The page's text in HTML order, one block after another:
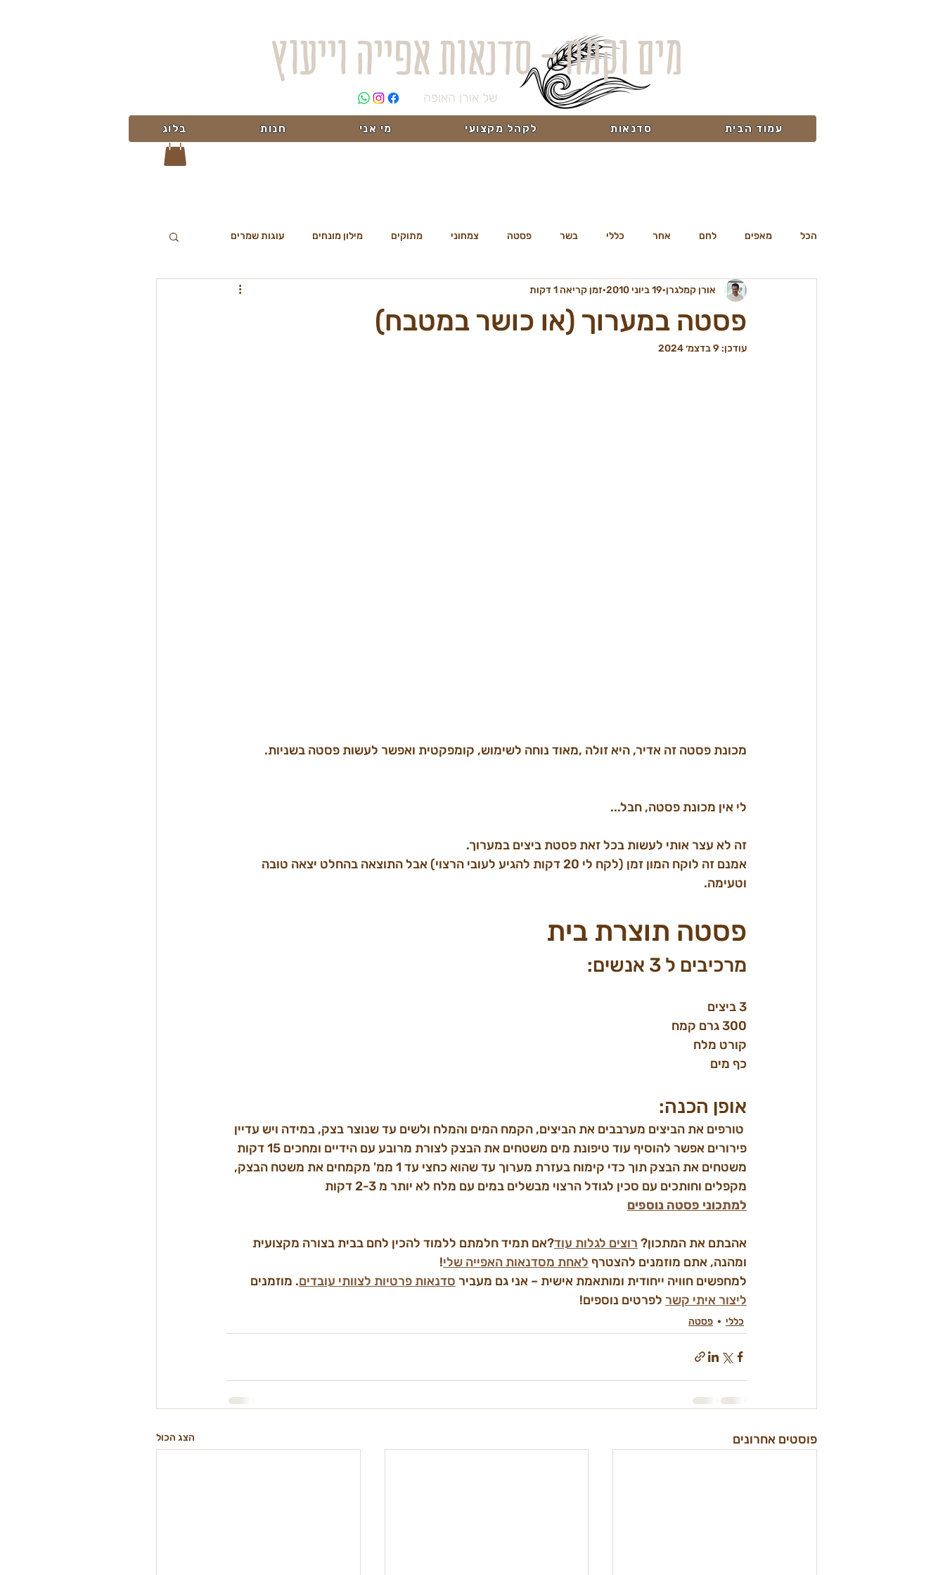
מים וקמח - סדנאות אפייה וייעוץ
של אורן האופה
עמוד הבית סדנאות לקהל מקצועי מי אני חנות בלוג
הכל מאפים לחם אחר כללי בשר פסטה צמחוני מתוקים מילון מונחים עוגות שמרים
פסטה במערוך (או כושר במטבח)
אורן קמלגרן 19 ביוני 2010 זמן קריאה 1 דקות
עודכן: 9 בדצמ׳ 2024
מכונת פסטה זה אדיר, היא זולה ,מאוד נוחה לשימוש, קומפקטית ואפשר לעשות פסטה בשניות.
אמנם זה לוקח המון זמן (לקח לי 20 דקות להגיע לעובי הרצוי) אבל התוצאה בהחלט יצאה טובה
וטעימה.
פסטה תוצרת בית
מרכיבים ל 3 אנשים:
כף מים
אופן הכנה:
טורפים את הביצים מערבבים את הביצים, הקמח המים והמלח ולשים עד שנוצר בצק, במידה ויש עדיין
פירורים אפשר להוסיף עוד טיפונת מים משטחים את הבצק לצורת מרובע עם הידיים ומחכים 15 דקות
משטחים את הבצק תוך כדי קימוח בעזרת מערוך עד שהוא כחצי עד 1 ממ' מקמחים את משטח הבצק,
מקפלים וחותכים עם סכין לגודל הרצוי מבשלים במים עם מלח לא יותר מ 2-3 דקות
למתכוני פסטה נוספים
אהבתם את המתכון? רוצים לגלות עוד?אם תמיד חלמתם ללמוד להכין לחם בבית בצורה מקצועית
ומהנה, אתם מוזמנים להצטרף לאחת מסדנאות האפייה שלי!
למחפשים חוויה ייחודית ומותאמת אישית – אני גם מעביר סדנאות פרטיות לצוותי עובדים. מוזמנים
ליצור איתי קשר לפרטים נוספים!
כללי פסטה
פוסטים אחרונים הצג הכול